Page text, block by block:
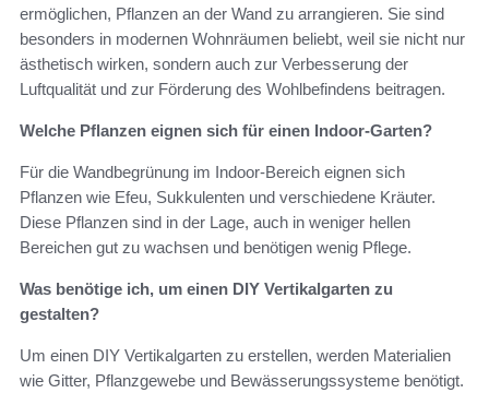
ermöglichen, Pflanzen an der Wand zu arrangieren. Sie sind
besonders in modernen Wohnräumen beliebt, weil sie nicht nur
ästhetisch wirken, sondern auch zur Verbesserung der
Luftqualität und zur Förderung des Wohlbefindens beitragen.
Welche Pflanzen eignen sich für einen Indoor-Garten?
Für die Wandbegrünung im Indoor-Bereich eignen sich
Pflanzen wie Efeu, Sukkulenten und verschiedene Kräuter.
Diese Pflanzen sind in der Lage, auch in weniger hellen
Bereichen gut zu wachsen und benötigen wenig Pflege.
Was benötige ich, um einen DIY Vertikalgarten zu
gestalten?
Um einen DIY Vertikalgarten zu erstellen, werden Materialien
wie Gitter, Pflanzgewebe und Bewässerungssysteme benötigt.